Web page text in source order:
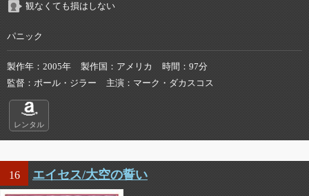
観なくても損はしない
パニック
製作年 2005年 製作国 アメリカ 時間
97分
監督
ポール・ジラー 主演 マーク・ダカスコス
レンタル
16 エイセス/大空の誓い